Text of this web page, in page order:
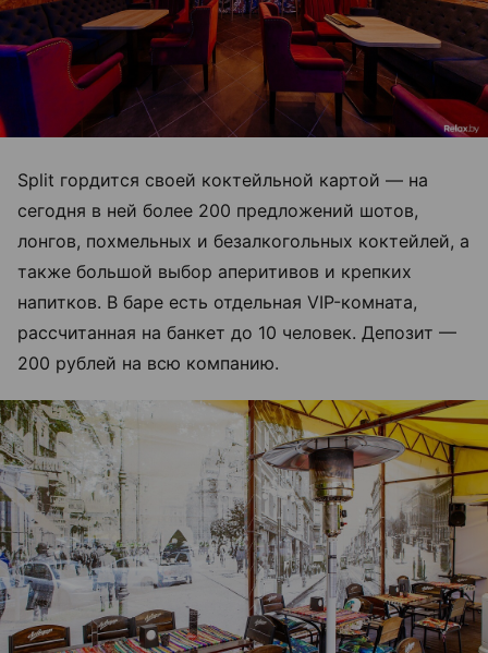
Split гордится своей коктейльной картой — на
сегодня в ней более 200 предложений шотов,
лонгов, похмельных и безалкогольных коктейлей, а
также большой выбор аперитивов и крепких
напитков. В баре есть отдельная VIP-комната,
рассчитанная на банкет до 10 человек. Депозит —
200 рублей на всю компанию.